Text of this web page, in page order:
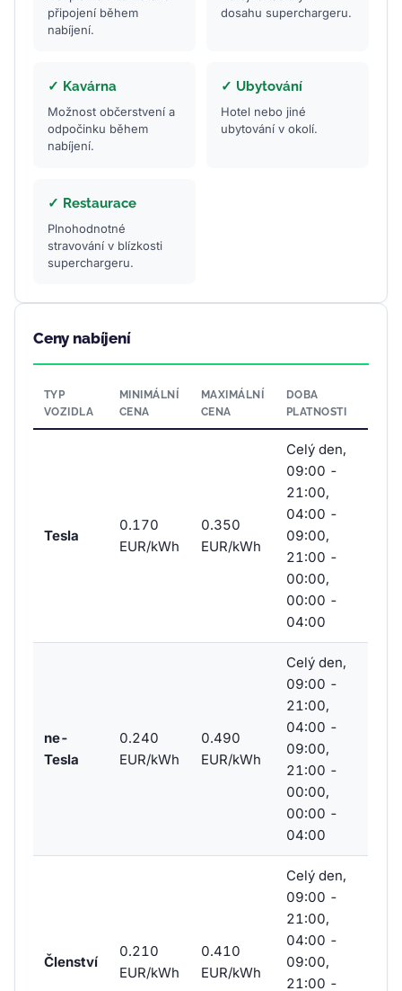
připojení během
nabíjení.
dosahu superchargeru.
✓ Kavárna
Možnost občerstvení a
odpočinku během
nabíjení.
✓ Ubytování
Hotel nebo jiné
ubytování v okolí.
✓ Restaurace
Plnohodnotné
stravování v blízkosti
superchargeru.
Ceny nabíjení
TYP
VOZIDLA
MINIMÁLNÍ
CENA
MAXIMÁLNÍ
CENA
DOBA
PLATNOSTI
Tesla
0.170
EUR/kWh
0.350
EUR/kWh
Celý den,
09:00 -
21:00,
04:00 -
09:00,
21:00 -
00:00,
00:00 -
04:00
ne-
Tesla
0.240
EUR/kWh
0.490
EUR/kWh
Celý den,
09:00 -
21:00,
04:00 -
09:00,
21:00 -
00:00,
00:00 -
04:00
Členství
0.210
EUR/kWh
0.410
EUR/kWh
Celý den,
09:00 -
21:00,
04:00 -
09:00,
21:00 -